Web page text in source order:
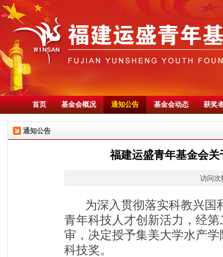
首页 基金会概况 通知公告 基金会动态 获奖
通知公告
福建运盛青年基金会
访问
为深入贯彻落实科教兴国
青年科技人才创新活力，经
审，决定授予集美大学水产
科技奖。